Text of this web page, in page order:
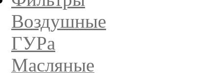
Воздушные
ГУРа
Масляные